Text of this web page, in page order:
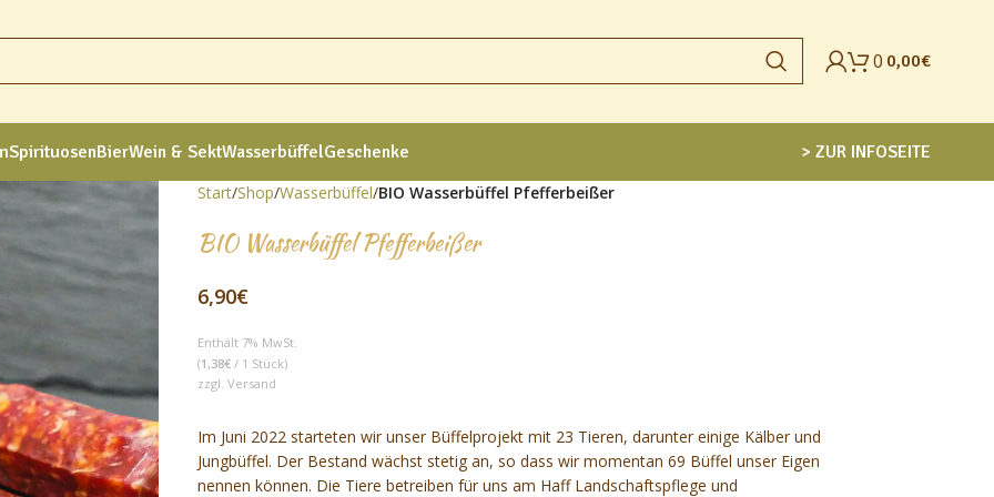
0 0,00€
SpirituosenBierWein & SektWasserbüffelGeschenke > ZUR INFOSEITE
Start/Shop/Wasserbüffel/BIO Wasserbüffel Pfefferbeißer
BIO Wasserbüffel Pfefferbeißer
6,90€
Enthält 7% MwSt.
(1,38€/ 1 Stück)
zzgl. Versand
Im Juni 2022 starteten wir unser Büffelprojekt mit 23 Tieren, darunter einige Kälber und
Jungbüffel. Der Bestand wächst stetig an, so dass wir momentan 69 Büffel unser Eigen
nennen können. Die Tiere betreiben für uns am Haff Landschaftspflege und